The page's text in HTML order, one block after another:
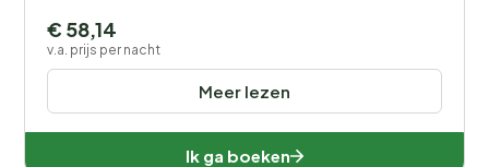
Meer lezen
€ 58,14
v.a. prijs per nacht
Ik ga boeken